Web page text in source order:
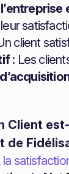
client
: Les
Client
de
la